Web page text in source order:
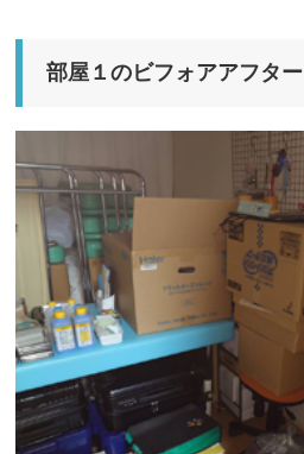
部屋１のビフォアアフター